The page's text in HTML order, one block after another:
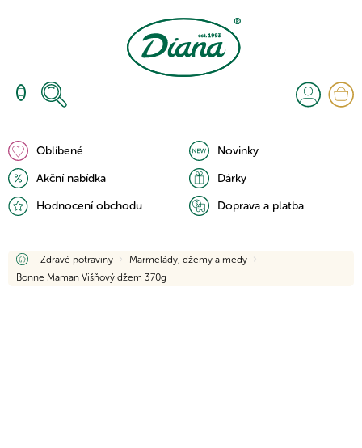
Oblíbené
Novinky
Akční nabídka
Dárky
Hodnocení obchodu
Doprava a platba
Domů
Zdravé potraviny
Marmelády, džemy a medy
Bonne Maman Višňový džem 370g